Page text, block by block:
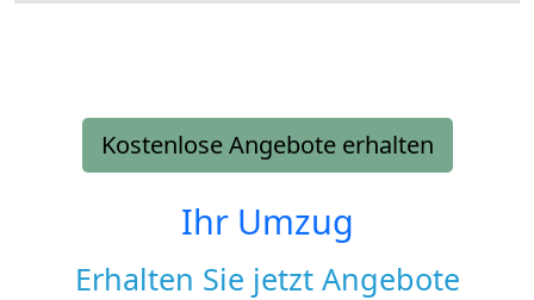
Kostenlose Angebote erhalten
Ihr Umzug
Erhalten Sie jetzt Angebote